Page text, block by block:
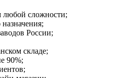
любой сложности;
России;
складе;
90%;